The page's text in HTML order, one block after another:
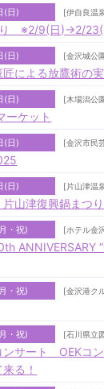
(日) [伊自良温
り ※2/9(日)→2/23(
(日) [金沢城公
による放鷹術の
(日) [木場潟公
ーケット
(日) [金沢市民
(日) [片山津温
山津復興鍋まつり
・祝) [ホテル金
ANNIVERSARY
・祝) [金沢港ク
・祝) [石川県立
ンサート OEKコ
る！